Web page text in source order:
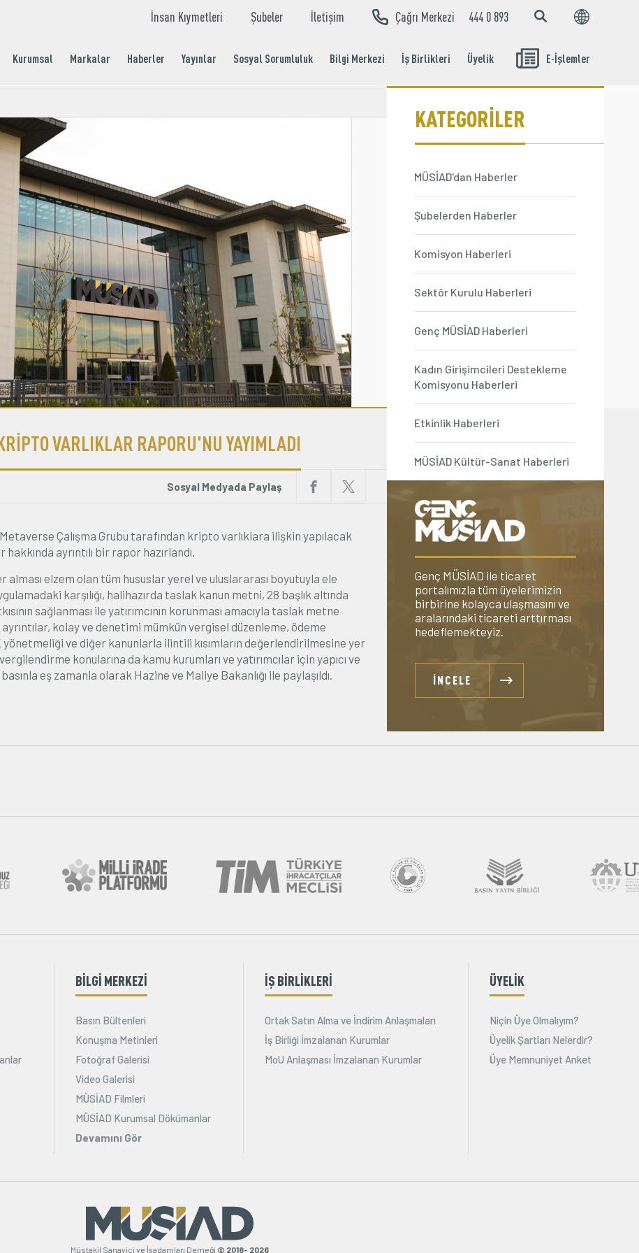
İnsan Kıymetleri Şubeler İletişim Çağrı Merkezi 444 0 893
Kurumsal Markalar Haberler Yayınlar Sosyal Sorumluluk Bilgi Merkezi İş Birlikleri Üyelik E-İşlemler
Aidat Ödeme
KATEGORİLER
MÜSİAD'dan Haberler
Şubelerden Haberler
Komisyon Haberleri
Sektör Kurulu Haberleri
Genç MÜSİAD Haberleri
Kadın Girişimcileri Destekleme
Komisyonu Haberleri
Etkinlik Haberleri
MÜSİAD Kültür-Sanat Haberleri
VARLIKLAR RAPORU'NU YAYIMLADI
Sosyal Medyada Paylaş
Çalışma Grubu tarafından kripto varlıklara ilişkin yapılacak
ayrıntılı bir rapor hazırlandı.
elzem olan tüm hususlar yerel ve uluslararası boyutuyla ele
karşılığı, halihazırda taslak kanun metni, 28 başlık altında
sağlanması ile yatırımcının korunması amacıyla taslak metne
kolay ve denetimi mümkün vergisel düzenleme, ödeme
yönetmeliği ve diğer kanunlarla ilintili kısımların değerlendirilmesine yer
konularına da kamu kurumları ve yatırımcılar için yapıcı ve
eş zamanla olarak Hazine ve Maliye Bakanlığı ile paylaşıldı.
Genç MÜSİAD ile ticaret
portalımızla tüm üyelerimizin
birbirine kolayca ulaşmasını ve
aralarındaki ticareti arttırması
hedeflemekteyiz.
İNCELE
BİLGİ MERKEZİ
Basın Bültenleri
Konuşma Metinleri
Fotoğraf Galerisi
Video Galerisi
MÜSİAD Filmleri
MÜSİAD Kurumsal Dökümanlar
Devamını Gör
İŞ BİRLİKLERİ
Ortak Satın Alma ve İndirim Anlaşmaları
İş Birliği İmzalanan Kurumlar
MoU Anlaşması İmzalanan Kurumlar
ÜYELİK
Niçin Üye Olmalıyım?
Üyelik Şartları Nelerdir?
Üye Memnuniyet Anket
Müstakil Sanayici ve İşadamları Derneği © 2018- 2026